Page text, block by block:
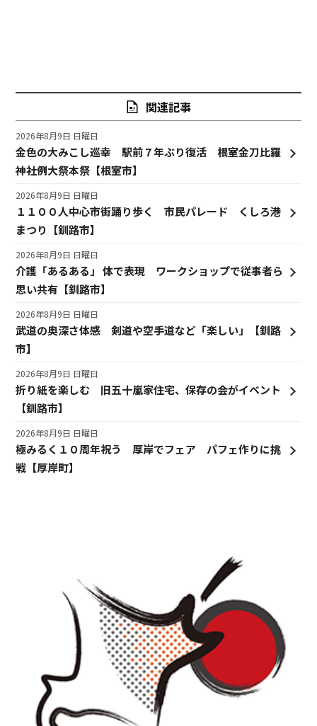
関連記事
金色の大みこし巡幸 駅前７年ぶり復活 根室金刀比羅
神社例大祭本祭【根室市】
2026年8月9日 日曜日
１１００人中心市街踊り歩く 市民パレード くしろ港
まつり【釧路市】
2026年8月9日 日曜日
介護「あるある」 体で表現 ワークショップで従事者ら
思い共有【釧路市】
2026年8月9日 日曜日
武道の奥深さ体感 剣道や空手道など「楽しい」【釧路
市】
2026年8月9日 日曜日
折り紙を楽しむ 旧五十嵐家住宅、保存の会がイベント
【釧路市】
2026年8月9日 日曜日
極みるく１０周年祝う 厚岸でフェア パフェ作りに挑
戦【厚岸町】
2026年8月9日 日曜日